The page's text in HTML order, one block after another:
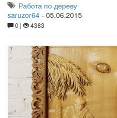
Работа по дереву
saruzor64 - 05.06.2015
0 | 4383